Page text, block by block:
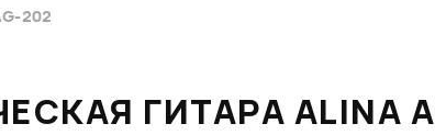
202
ГИТАРА ALINA